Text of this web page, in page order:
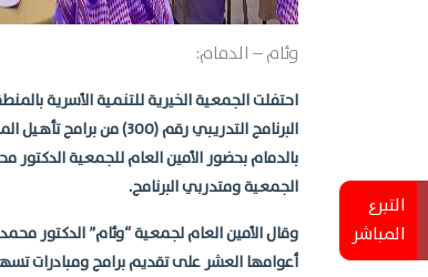
وئام – الدمام:
احتفلت الجمعية الخيرية للتنمية الأسرية
البرنامج التدريبي رقم
بالدمام بحضور الأمين العام للجمعية
الجمعية ومتدربي البرنامج.
وقال الأمين العام لجمعية “وئام” الدكتور
أعوامها العشر على تقديم برامج ومبادرات
التبرع
المباشر